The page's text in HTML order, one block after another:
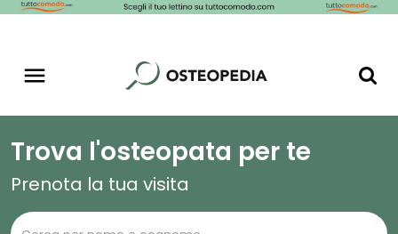
Trova l'osteopata per te
Prenota la tua visita